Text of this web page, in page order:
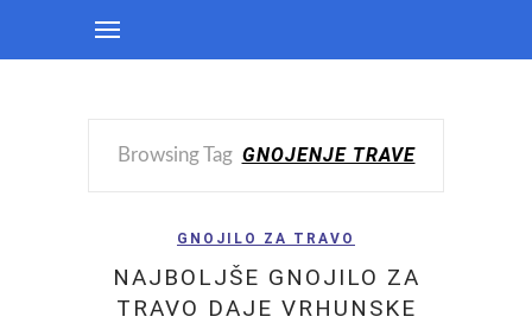
Browsing Tag GNOJENJE TRAVE
GNOJILO ZA TRAVO
NAJBOLJŠE GNOJILO ZA
TRAVO DAJE VRHUNSKE